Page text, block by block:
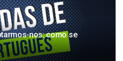
nos: como se